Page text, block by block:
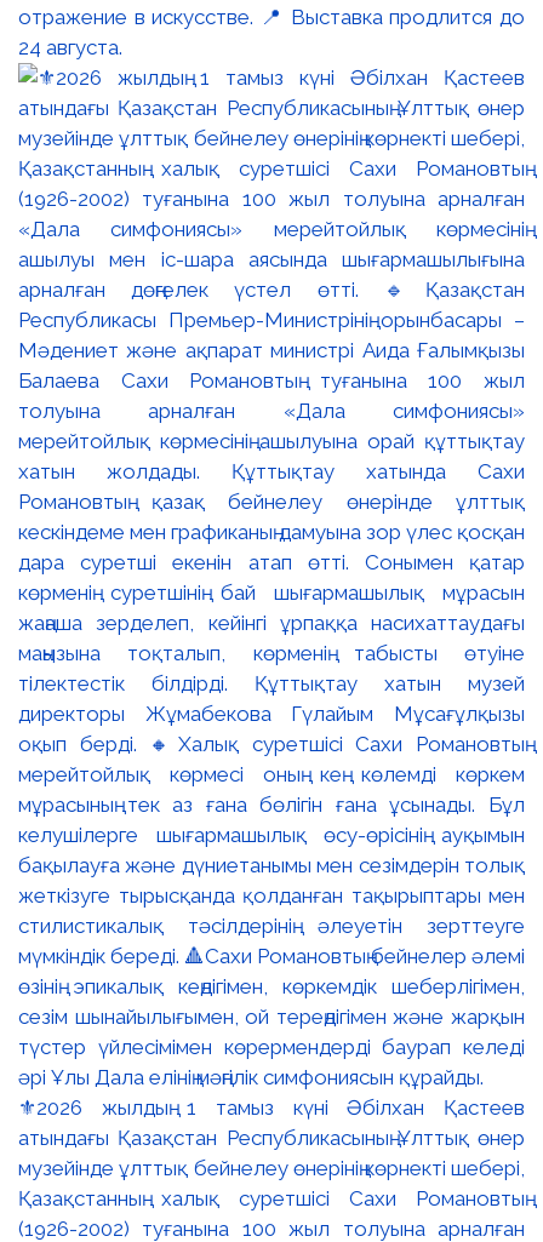
отражение в искусстве. 📍 Выставка продлится до
24 августа.
⚜️2026 жылдың 1 тамыз күні Әбілхан Қастеев
атындағы Қазақстан Республикасының Ұлттық өнер
музейінде ұлттық бейнелеу өнерінің көрнекті шебері,
Қазақстанның халық суретшісі Сахи Романовтың
(1926-2002) туғанына 100 жыл толуына арналған